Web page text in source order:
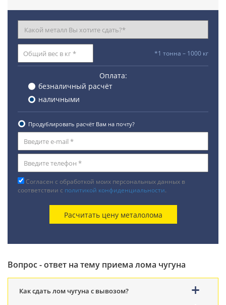
*1 тонна – 1000 кг
Оплата:
безналичный расчёт
наличными
Продублировать расчёт Вам на почту?
Согласен с обработкой моих персональных данных в
соответствии с политикой конфиденциальности.
Вопрос - ответ на тему приема лома чугуна
Как сдать лом чугуна с вывозом?